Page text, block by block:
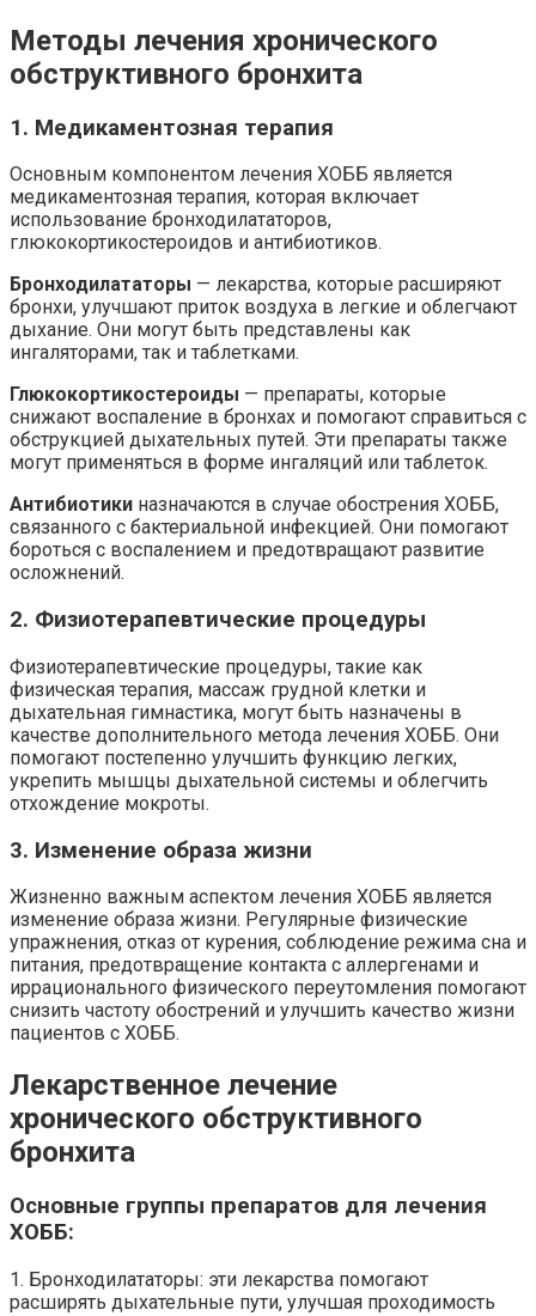
Методы лечения хронического
обструктивного бронхита
1. Медикаментозная терапия
Основным компонентом лечения ХОББ является
медикаментозная терапия, которая включает
использование бронходилататоров,
глюкокортикостероидов и антибиотиков.
Бронходилататоры — лекарства, которые расширяют
бронхи, улучшают приток воздуха в легкие и облегчают
дыхание. Они могут быть представлены как
ингаляторами, так и таблетками.
Глюкокортикостероиды — препараты, которые
снижают воспаление в бронхах и помогают справиться с
обструкцией дыхательных путей. Эти препараты также
могут применяться в форме ингаляций или таблеток.
Антибиотики назначаются в случае обострения ХОББ,
связанного с бактериальной инфекцией. Они помогают
бороться с воспалением и предотвращают развитие
осложнений.
2. Физиотерапевтические процедуры
Физиотерапевтические процедуры, такие как
физическая терапия, массаж грудной клетки и
дыхательная гимнастика, могут быть назначены в
качестве дополнительного метода лечения ХОББ. Они
помогают постепенно улучшить функцию легких,
укрепить мышцы дыхательной системы и облегчить
отхождение мокроты.
3. Изменение образа жизни
Жизненно важным аспектом лечения ХОББ является
изменение образа жизни. Регулярные физические
упражнения, отказ от курения, соблюдение режима сна и
питания, предотвращение контакта с аллергенами и
иррационального физического переутомления помогают
снизить частоту обострений и улучшить качество жизни
пациентов с ХОББ.
Лекарственное лечение
хронического обструктивного
бронхита
Основные группы препаратов для лечения
ХОББ:
1. Бронходилататоры: эти лекарства помогают
расширять дыхательные пути, улучшая проходимость